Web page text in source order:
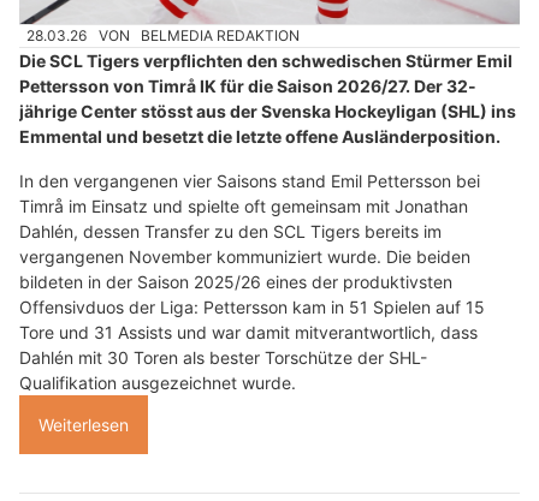
28.03.26 VON BELMEDIA REDAKTION
Die SCL Tigers verpflichten den schwedischen Stürmer Emil
Pettersson von Timrå IK für die Saison 2026/27. Der 32-
jährige Center stösst aus der Svenska Hockeyligan (SHL) ins
Emmental und besetzt die letzte offene Ausländerposition.
In den vergangenen vier Saisons stand Emil Pettersson bei
Timrå im Einsatz und spielte oft gemeinsam mit Jonathan
Dahlén, dessen Transfer zu den SCL Tigers bereits im
vergangenen November kommuniziert wurde. Die beiden
bildeten in der Saison 2025/26 eines der produktivsten
Offensivduos der Liga: Pettersson kam in 51 Spielen auf 15
Tore und 31 Assists und war damit mitverantwortlich, dass
Dahlén mit 30 Toren als bester Torschütze der SHL-
Qualifikation ausgezeichnet wurde.
Weiterlesen